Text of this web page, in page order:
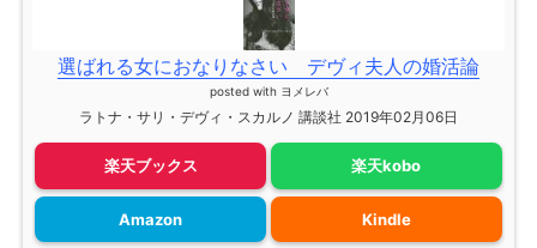
選ばれる女におなりなさい デヴィ夫人の婚活論
posted with ヨメレバ
ラトナ・サリ・デヴィ・スカルノ 講談社 2019年02月06日
楽天ブックス 楽天kobo
Amazon Kindle